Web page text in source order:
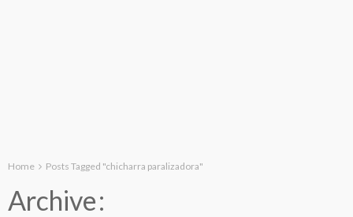
Home Posts Tagged "chicharra paralizadora"
Archive